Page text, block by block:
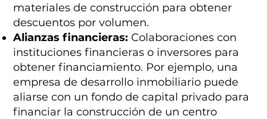
materiales de construcción para obtener
descuentos por volumen.
Alianzas financieras: Colaboraciones con
instituciones financieras o inversores para
obtener financiamiento. Por ejemplo, una
empresa de desarrollo inmobiliario puede
aliarse con un fondo de capital privado para
financiar la construcción de un centro